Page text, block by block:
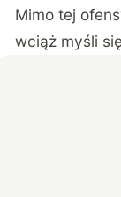
Mimo tej
wciąż myśli